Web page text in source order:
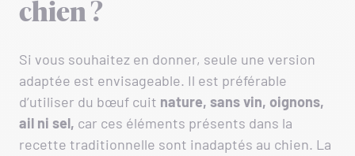
chien ?
Si vous souhaitez en donner, seule une version
adaptée est envisageable. Il est préférable
d’utiliser du bœuf cuit nature, sans vin, oignons,
ail ni sel, car ces éléments présents dans la
recette traditionnelle sont inadaptés au chien. La